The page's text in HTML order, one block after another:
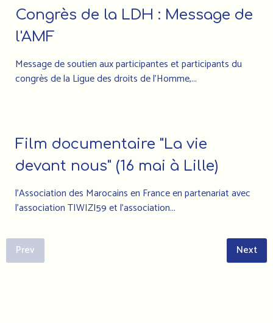
Congrès de la LDH : Message de
l'AMF
Message de soutien aux participantes et participants du
congrès de la Ligue des droits de l’Homme,...
Film documentaire "La vie
devant nous" (16 mai à Lille)
l'Association des Marocains en France en partenariat avec
l'association TIWIZI59 et l'association...
Prev Next